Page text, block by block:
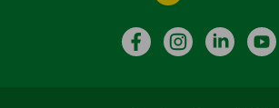
FacebookInstagramLinkedIn